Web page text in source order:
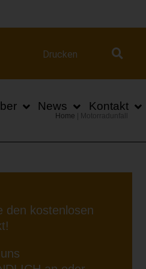
Drucken
News Kontakt
Home Motorradunfall
den kostenlosen
geschlossen. Seine Funktionalität ist